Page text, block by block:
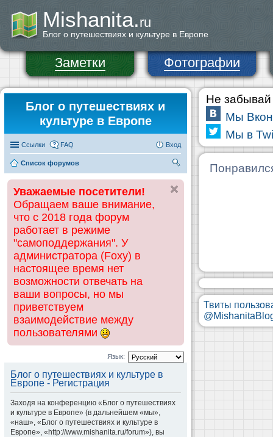
Mishanita.ru
Блог о путешествиях и культуре в Европе
Заметки Фотографии
Блог о путешествиях и
культуре в Европе
Ссылки FAQ Вход
Список форумов
ск
Уважаемые посетители!
Обращаем ваше внимание,
что с 2018 года форум
работает в режиме
"самоподдержания". У
администратора (Foxy) в
настоящее время нет
возможности отвечать на
ваши вопросы, но мы
приветствуем
взаимодействие между
пользователями
Язык:
Блог о путешествиях и культуре в
Европе - Регистрация
Заходя на конференцию «Блог о путешествиях
и культуре в Европе» (в дальнейшем «мы»,
«наш», «Блог о путешествиях и культуре в
Европе», «http://www.mishanita.ru/forum»), вы
Не забывай
Мы
Мы в
Твиты